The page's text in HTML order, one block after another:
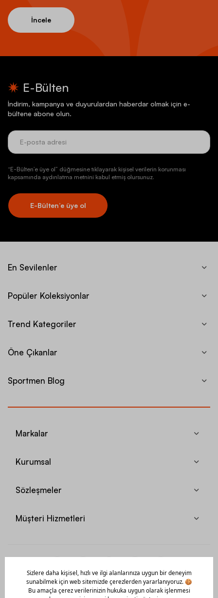
İncele
E-Bülten
İndirim, kampanya ve duyurulardan haberdar olmak için e-
bültene abone olun.
“E-Bülten’e üye ol” düğmesine tıklayarak kişisel verilerin korunması
kapsamında aydınlatma metnini kabul etmiş olursunuz.
E-Bülten’e üye ol
En Sevilenler
Popüler Koleksiyonlar
Trend Kategoriler
Öne Çıkanlar
Sportmen Blog
Markalar
Kurumsal
Sözleşmeler
Müşteri Hizmetleri